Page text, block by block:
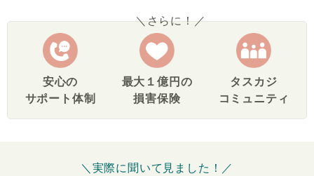
＼さらに！／
安心の
サポート体制
最大１億円の
損害保険
タスカジ
コミュニティ
＼実際に聞いて見ました！／